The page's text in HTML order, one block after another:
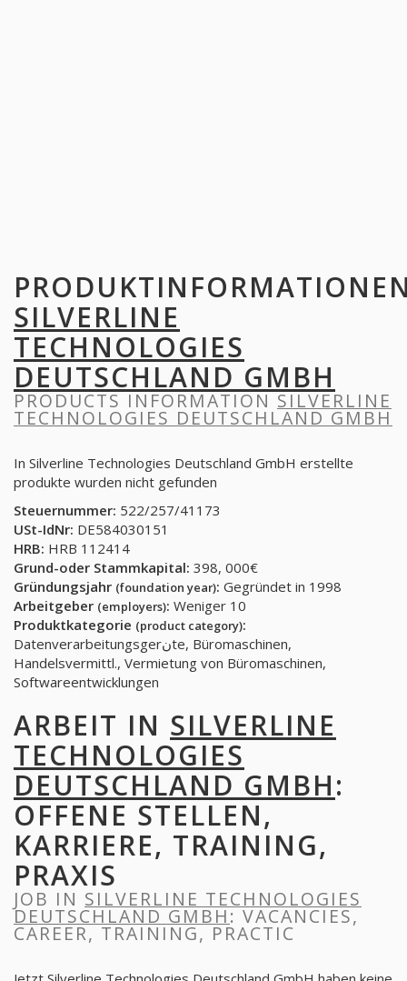
SILVERLINE
TECHNOLOGIES
DEUTSCHLAND GMBH
PRODUCTS INFORMATION SILVERLINE
TECHNOLOGIES DEUTSCHLAND GMBH
In Silverline Technologies Deutschland GmbH erstellte
produkte wurden nicht gefunden
Steuernummer: 522/257/41173
USt-IdNr: DE584030151
HRB: HRB 112414
Grund-oder Stammkapital: 398, 000€
Gründungsjahr (foundation year): Gegründet in 1998
Arbeitgeber (employers): Weniger 10
Produktkategorie (product category):
Datenverarbeitungsgerنte, Büromaschinen,
Handelsvermittl., Vermietung von Büromaschinen,
Softwareentwicklungen
ARBEIT IN SILVERLINE
TECHNOLOGIES
DEUTSCHLAND GMBH:
OFFENE STELLEN,
KARRIERE, TRAINING,
PRAXIS
JOB IN SILVERLINE TECHNOLOGIES
DEUTSCHLAND GMBH: VACANCIES,
CAREER, TRAINING, PRACTIC